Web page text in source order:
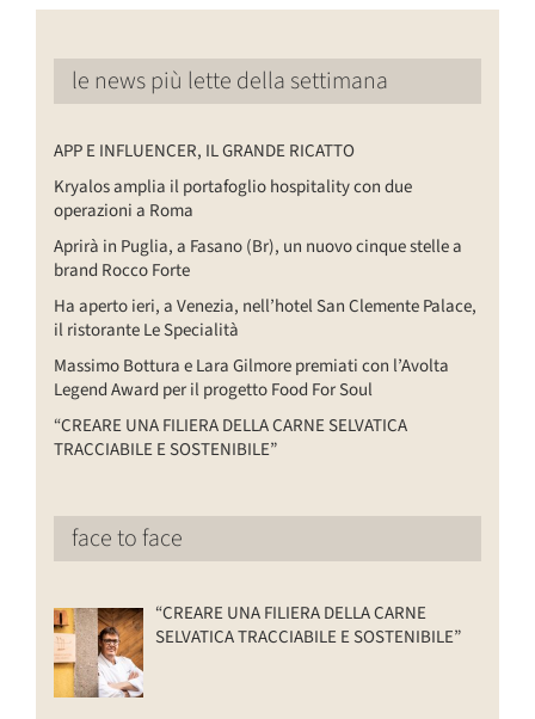
le news più lette della settimana
APP E INFLUENCER, IL GRANDE RICATTO
Kryalos amplia il portafoglio hospitality con due
operazioni a Roma
Aprirà in Puglia, a Fasano (Br), un nuovo cinque stelle a
brand Rocco Forte
Ha aperto ieri, a Venezia, nell’hotel San Clemente Palace,
il ristorante Le Specialità
Massimo Bottura e Lara Gilmore premiati con l’Avolta
Legend Award per il progetto Food For Soul
“CREARE UNA FILIERA DELLA CARNE SELVATICA
TRACCIABILE E SOSTENIBILE”
face to face
“CREARE UNA FILIERA DELLA CARNE
SELVATICA TRACCIABILE E SOSTENIBILE”